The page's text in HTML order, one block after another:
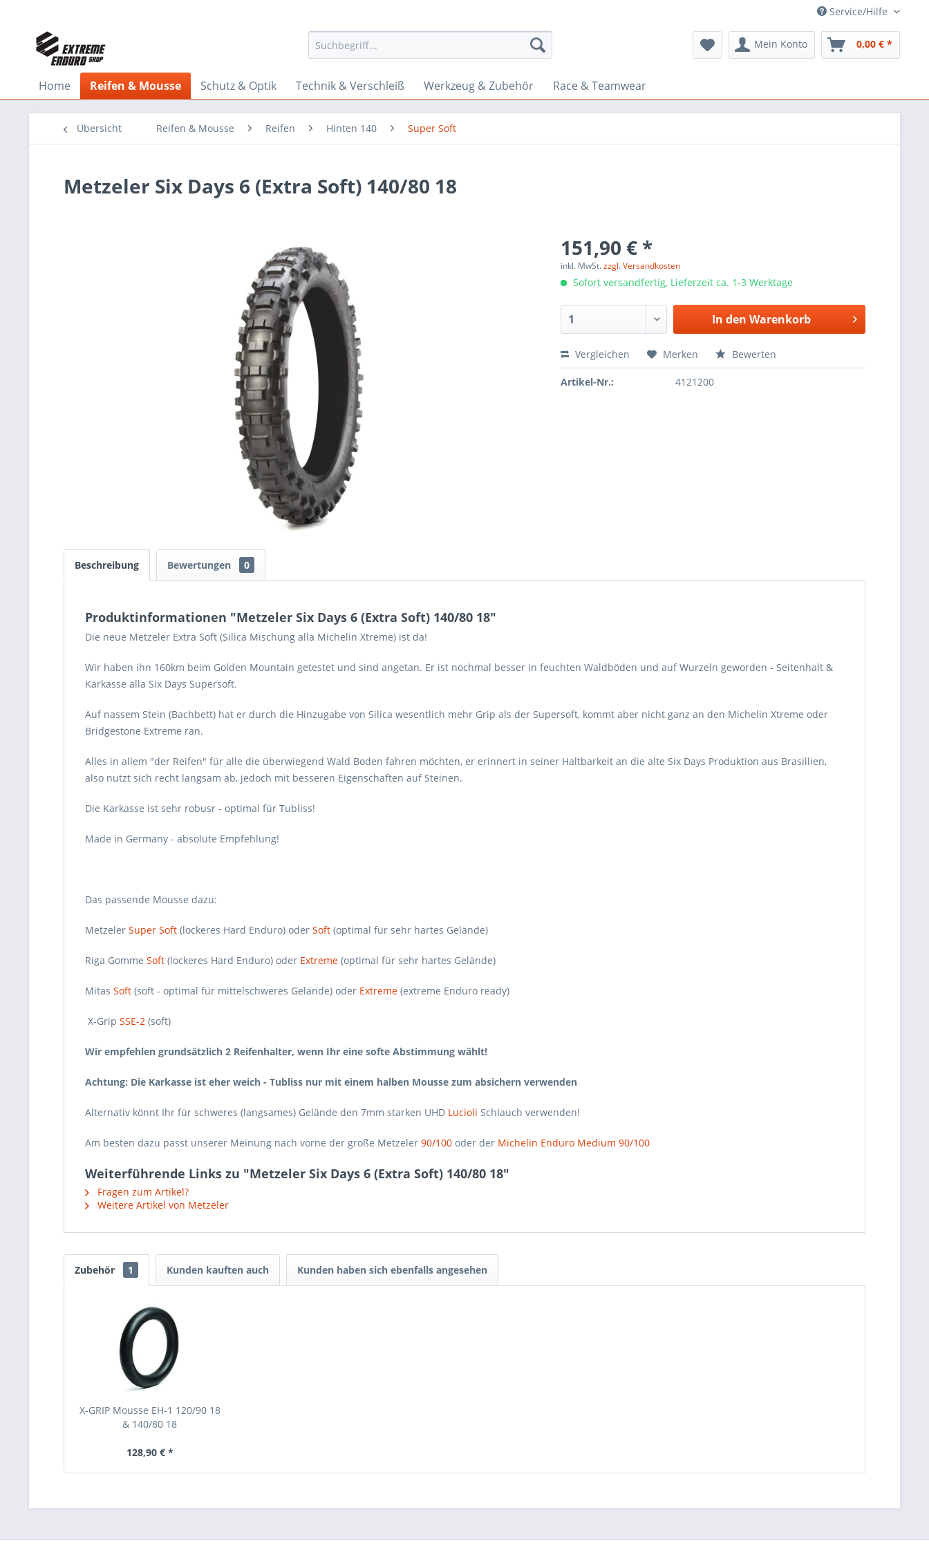
Service/Hilfe
Mein Konto 0,00 € *
Home Reifen & Mousse Schutz & Optik Technik & Verschleiß Werkzeug & Zubehör Race & Teamwear
Übersicht Reifen & Mousse Reifen Hinten 140 Super Soft
Metzeler Six Days 6 (Extra Soft) 140/80 18
151,90 € *
inkl. MwSt.zzgl. Versandkosten
Sofort versandfertig, Lieferzeit ca. 1-3 Werktage
In den Warenkorb
Vergleichen Merken Bewerten
Artikel-Nr.: 4121200
Beschreibung Bewertungen 0
Produktinformationen "Metzeler Six Days 6 (Extra Soft) 140/80 18"
Die neue Metzeler Extra Soft (Silica Mischung alla Michelin Xtreme) ist da!
Wir haben ihn 160km beim Golden Mountain getestet und sind angetan. Er ist nochmal besser in feuchten Waldböden und auf Wurzeln geworden - Seitenhalt &
Karkasse alla Six Days Supersoft.
Auf nassem Stein (Bachbett) hat er durch die Hinzugabe von Silica wesentlich mehr Grip als der Supersoft, kommt aber nicht ganz an den Michelin Xtreme oder
Bridgestone Extreme ran.
Alles in allem "der Reifen" für alle die überwiegend Wald Boden fahren möchten, er erinnert in seiner Haltbarkeit an die alte Six Days Produktion aus Brasillien,
also nutzt sich recht langsam ab, jedoch mit besseren Eigenschaften auf Steinen.
Die Karkasse ist sehr robusr - optimal für Tubliss!
Made in Germany - absolute Empfehlung!
Das passende Mousse dazu:
Metzeler Super Soft (lockeres Hard Enduro) oder Soft (optimal für sehr hartes Gelände)
Riga Gomme Soft (lockeres Hard Enduro) oder Extreme (optimal für sehr hartes Gelände)
Mitas Soft (soft - optimal für mittelschweres Gelände) oder Extreme (extreme Enduro ready)
X-Grip SSE-2 (soft)
Wir empfehlen grundsätzlich 2 Reifenhalter, wenn Ihr eine softe Abstimmung wählt!
Achtung: Die Karkasse ist eher weich - Tubliss nur mit einem halben Mousse zum absichern verwenden
Alternativ könnt Ihr für schweres (langsames) Gelände den 7mm starken UHD Lucioli Schlauch verwenden!
Am besten dazu passt unserer Meinung nach vorne der große Metzeler 90/100 oder der Michelin Enduro Medium 90/100
Weiterführende Links zu "Metzeler Six Days 6 (Extra Soft) 140/80 18"
Fragen zum Artikel?
Weitere Artikel von Metzeler
Zubehör 1 Kunden kauften auch Kunden haben sich ebenfalls angesehen
X-GRIP Mousse EH-1 120/90 18
& 140/80 18
128,90 € *